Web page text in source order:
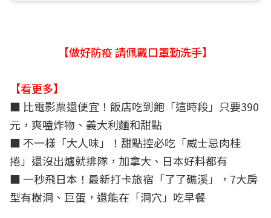
【做好防疫 請佩戴口罩勤洗手】
【看更多】
■ 比電影票還便宜！飯店吃到飽「這時段」只要390
元，爽嗑炸物、義大利麵和甜點
■不一樣「大人味」！甜點控必吃「威士忌肉桂
捲」還沒出爐就排隊，加拿大、日本好料都有
■一秒飛日本！最新打卡旅宿「了了礁溪」，7大房
型有樹洞、巨蛋，還能在「洞穴」吃早餐